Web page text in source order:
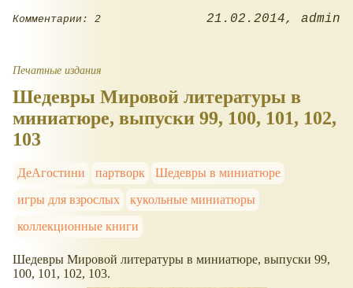
Комментарии: 2 21.02.2014 admin
Печатные издания
Шедевры Мировой литературы в
миниатюре, выпуски 99, 100, 101, 102,
103
ДеАгостини партворк
Шедевры в миниатюре
игры для взрослых
кукольные миниатюры
коллекционные книги
Шедевры Мировой литературы в миниатюре, выпуски 99,
100, 101, 102, 103.